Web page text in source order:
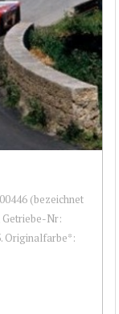
(bezeichnet
Getriebe-Nr:
Originalfarbe*: